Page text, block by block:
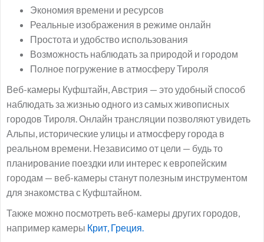
Экономия времени и ресурсов
Реальные изображения в режиме онлайн
Простота и удобство использования
Возможность наблюдать за природой и городом
Полное погружение в атмосферу Тироля
Веб-камеры Куфштайн, Австрия — это удобный способ
наблюдать за жизнью одного из самых живописных
городов Тироля. Онлайн трансляции позволяют увидеть
Альпы, исторические улицы и атмосферу города в
реальном времени. Независимо от цели — будь то
планирование поездки или интерес к европейским
городам — веб-камеры станут полезным инструментом
для знакомства с Куфштайном.
Также можно посмотреть веб-камеры других городов,
например камеры Крит, Греция.